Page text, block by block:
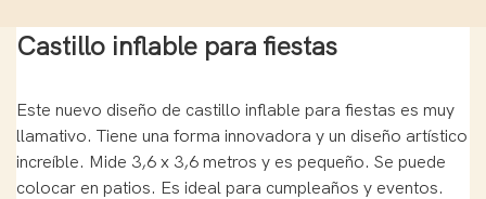
Castillo inflable para fiestas
Este nuevo diseño de castillo inflable para fiestas es muy
llamativo. Tiene una forma innovadora y un diseño artístico
increíble. Mide 3,6 x 3,6 metros y es pequeño. Se puede
colocar en patios. Es ideal para cumpleaños y eventos.